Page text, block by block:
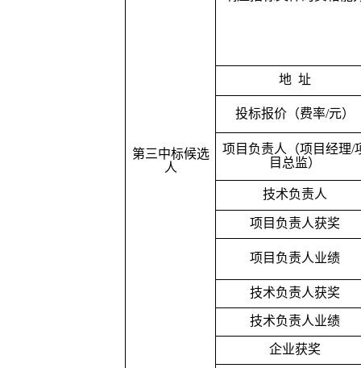
第三中标候选
人
地 址
投标报价（费率/元）
项目负责人（项目经理/
目总监）
技术负责人
项目负责人获奖
项目负责人业绩
技术负责人获奖
技术负责人业绩
企业获奖